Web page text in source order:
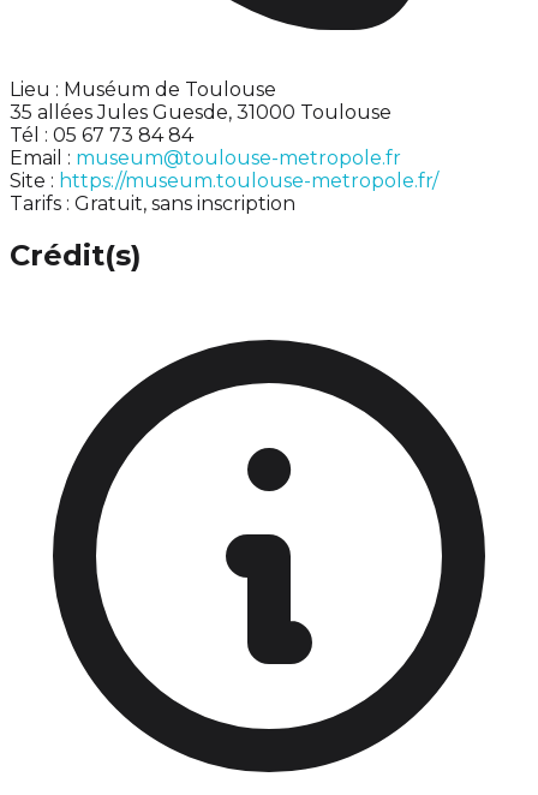
Lieu : Muséum de Toulouse
35 allées Jules Guesde, 31000 Toulouse
Tél : 05 67 73 84 84
Email : museum@toulouse-metropole.fr
Site : https://museum.toulouse-metropole.fr/
Tarifs : Gratuit, sans inscription
Crédit(s)